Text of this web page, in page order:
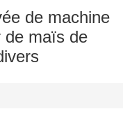
de machine
de maïs de